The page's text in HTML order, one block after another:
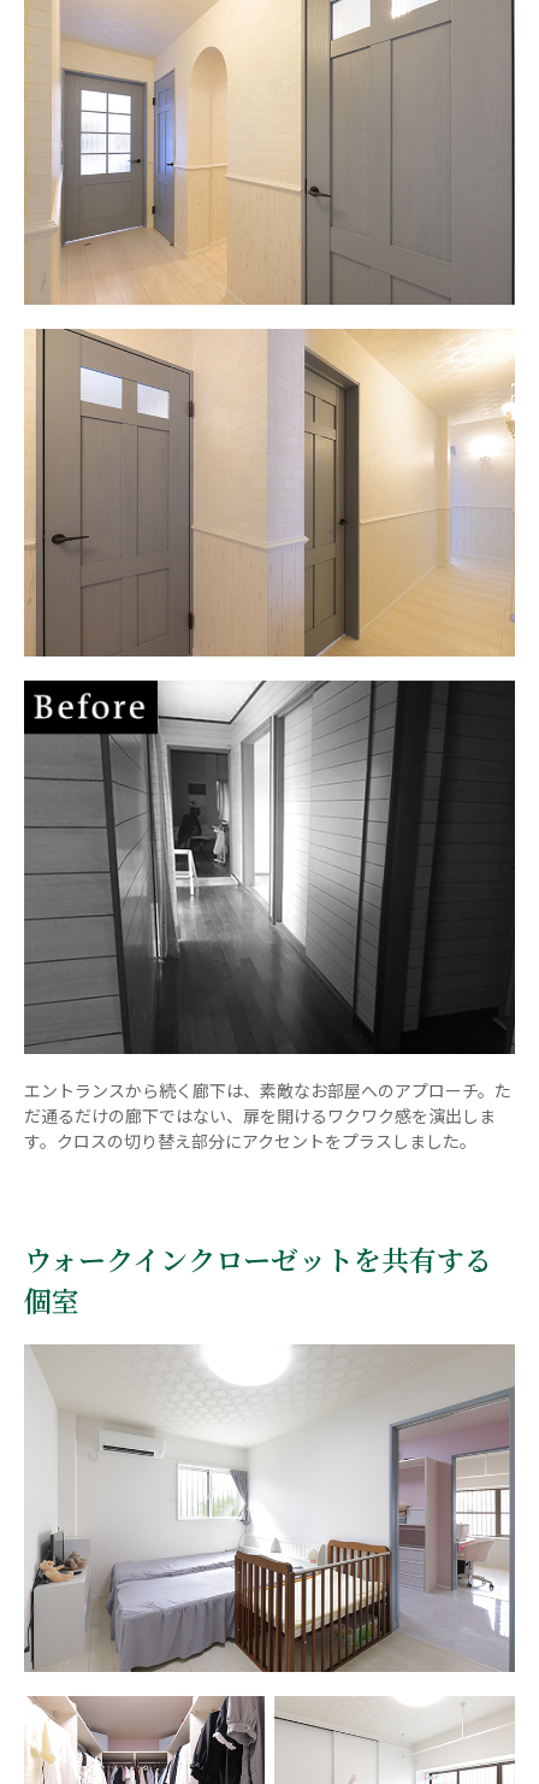
エントランスから続く廊下は、素敵なお部屋へのアプローチ。た
だ通るだけの廊下ではない、扉を開けるワクワク感を演出しま
す。クロスの切り替え部分にアクセントをプラスしました。
ウォークインクローゼットを共有する
個室